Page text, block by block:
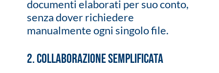
documenti elaborati per suo conto,
senza dover richiedere
manualmente ogni singolo file.
2. Collaborazione Semplificata